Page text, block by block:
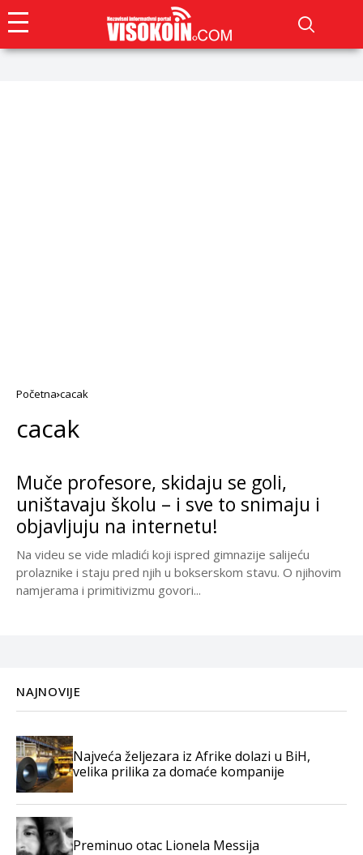
Početna cacak
cacak
Muče profesore, skidaju se goli,
uništavaju školu – i sve to snimaju i
objavljuju na internetu!
Na videu se vide mladići koji ispred gimnazije salijeću
prolaznike i staju pred njih u bokserskom stavu. O njihovim
namjerama i primitivizmu govori...
NAJNOVIJE
Najveća željezara iz Afrike dolazi u BiH,
velika prilika za domaće kompanije
Preminuo otac Lionela Messija